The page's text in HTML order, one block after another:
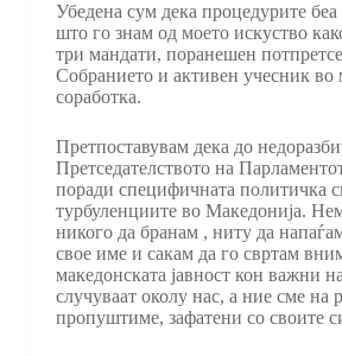
Убедена сум дека процедурите беа
што го знам од моето искуство
три мандати, поранешен
Собранието и активен учесник во
соработка.
Претпоставувам дека до
Претседателството на
поради специфичната политичка
турбуленциите во Македонија.
никого да бранам , ниту да
свое име и сакам да го свртам
македонската јавност кон важни
случуваат околу нас, а ние сме на
пропуштиме, зафатени со своите